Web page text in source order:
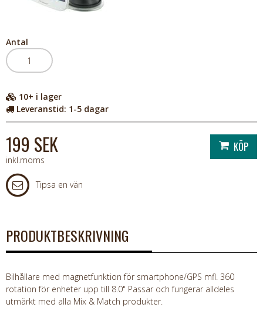
Antal
10+ i lager
Leveranstid: 1-5 dagar
199 SEK
inkl.moms
Tipsa en vän
PRODUKTBESKRIVNING
Bilhållare med magnetfunktion för smartphone/GPS mfl. 360
rotation för enheter upp till 8.0" Passar och fungerar alldeles
utmärkt med alla Mix & Match produkter.